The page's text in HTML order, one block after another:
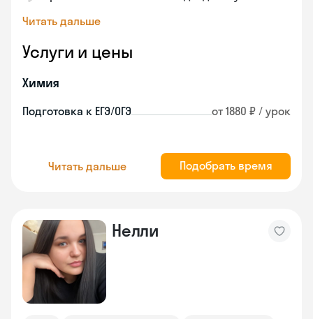
Читать дальше
Услуги и цены
Химия
Подготовка к ЕГЭ/ОГЭ от 1880 ₽ / урок
Читать дальше Подобрать время
Нелли